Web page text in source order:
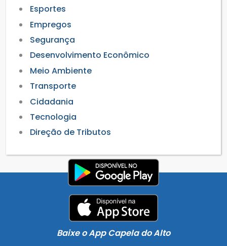
Esportes
Empregos
Segurança
Desenvolvimento Econômico
Meio Ambiente
Transporte
Cidadania
Tecnologia
Direção de Tributos
Baixe o App Capela do Alto